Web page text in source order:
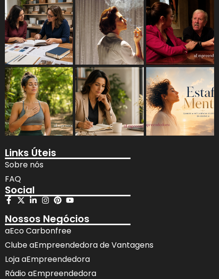
Links Úteis
Sobre nós
FAQ
Social
Nossos Negócios
aEco Carbonfree
Clube aEmpreendedora de Vantagens
Loja aEmpreendedora
Rádio aEmpreendedora